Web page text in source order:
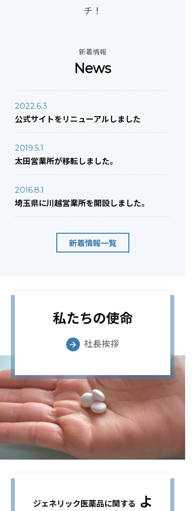
チ！
News
2022.6.3
公式サイトをリニューアルしました
2019.5.1
太田営業所が移転しました。
2016.8.1
埼玉県に川越営業所を開設しました。
新着情報一覧
私たちの使命
arrow_forward 社長挨拶
ジェネリック医薬品に関する よ